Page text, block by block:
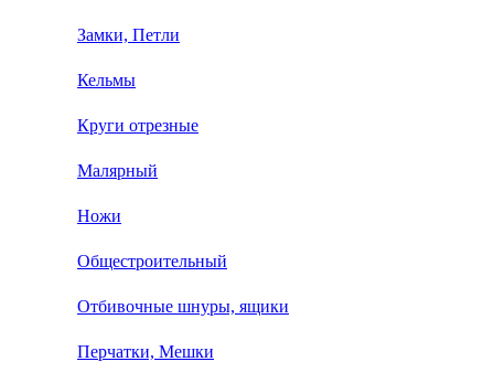
Замки, Петли
Кельмы
Круги отрезные
Малярный
Ножи
Общестроительный
Отбивочные шнуры, ящики
Перчатки, Мешки